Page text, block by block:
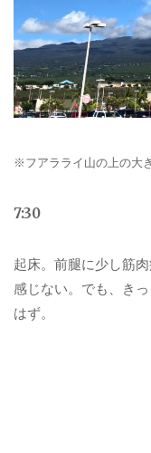
※フアラライ山の上の大
7:30
起床。前腿に少し筋
感じない。でも、き
はず。